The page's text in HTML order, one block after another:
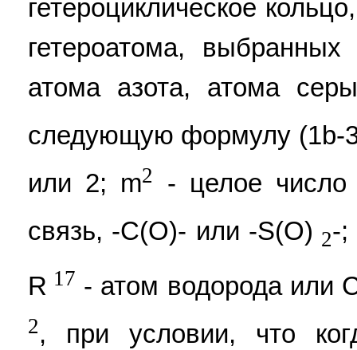
гетероциклическое
гетероатома,
атома азота, атома
следующую формулу (1b-
или 2; m2
- целое
связь, -С(О)- или -S(O) 2-;
R 17 - атом водорода или
2, при условии, что